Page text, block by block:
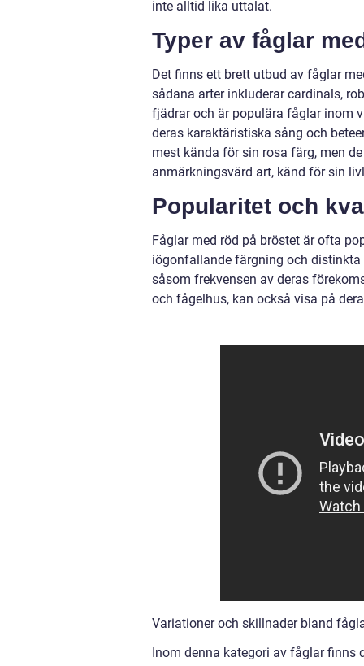
inte alltid lika uttalat.
Typer av fåglar
Det finns ett brett utbud av fåglar
sådana arter inkluderar cardinals,
fjädrar och är populära fåglar inom
deras karaktäristiska sång och
mest kända för sin rosa färg, men
anmärkningsvärd art, känd för sin
Popularitet och
Fåglar med röd på bröstet är ofta
iögonfallande färgning och
såsom frekvensen av deras
och fågelhus, kan också visa på
Variationer och skillnader bland
Inom denna kategori av fåglar finns